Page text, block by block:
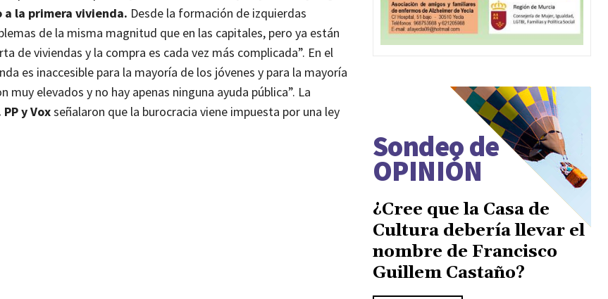
a la primera vivienda. Desde la formación de izquierdas
de la misma magnitud que en las capitales, pero ya están
de viviendas y la compra es cada vez más complicada”. En el
es inaccesible para la mayoría de los jóvenes y para la mayoría
elevados y no hay apenas ninguna ayuda pública”. La
y Voxseñalaron que la burocracia viene impuesta por una ley
Sondeo de
OPINIÓN
¿Cree que la Casa de
Cultura debería llevar el
nombre de Francisco
Guillem Castaño?